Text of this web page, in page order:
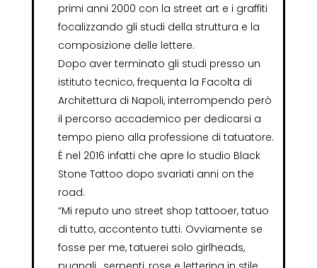
primi anni 2000 con la street art e i graffiti
focalizzando gli studi della struttura e la
composizione delle lettere.
Dopo aver terminato gli studi presso un
istituto tecnico, frequenta la Facolta di
Architettura di Napoli, interrompendo però
il percorso accademico per dedicarsi a
tempo pieno alla professione di tatuatore.
É nel 2016 infatti che apre lo studio Black
Stone Tattoo dopo svariati anni on the
road.
“Mi reputo uno street shop tattooer, tatuo
di tutto, accontento tutti. Ovviamente se
fosse per me, tatuerei solo girlheads,